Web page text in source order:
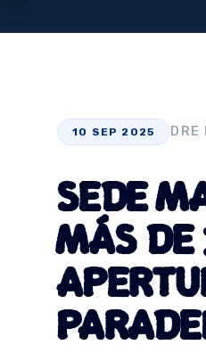
10 SEP 2025 DRE
SEDE
MÁS